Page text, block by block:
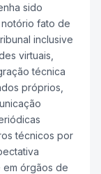
sido
fato de
inclusive
virtuais,
técnica
próprios,
técnicos por
órgãos de